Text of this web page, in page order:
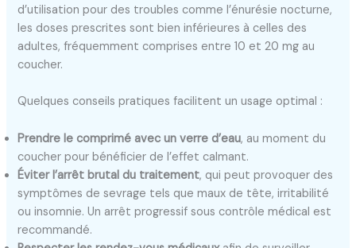
d’utilisation pour des troubles comme l’énurésie nocturne,
les doses prescrites sont bien inférieures à celles des
adultes, fréquemment comprises entre 10 et 20 mg au
coucher.
Quelques conseils pratiques facilitent un usage optimal :
Prendre le comprimé avec un verre d’eau, au moment du
coucher pour bénéficier de l’effet calmant.
Éviter l’arrêt brutal du traitement, qui peut provoquer des
symptômes de sevrage tels que maux de tête, irritabilité
ou insomnie. Un arrêt progressif sous contrôle médical est
recommandé.